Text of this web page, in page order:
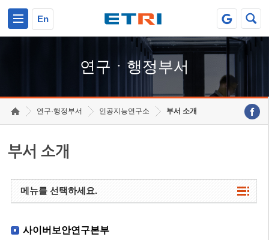
En
연구ㆍ행정부서
연구·행정부서 인공지능연구소 부서 소개
부서 소개
메뉴를 선택하세요.
사이버보안연구본부